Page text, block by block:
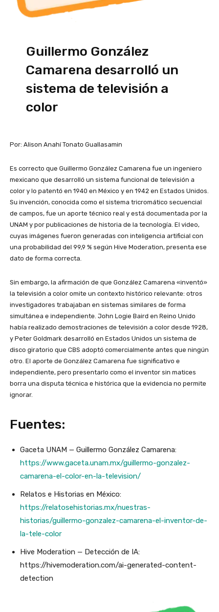
Guillermo González
Camarena desarrolló un
sistema de televisión a
color
Por: Alison Anahí Tonato Guallasamin
Es correcto que Guillermo González Camarena fue un ingeniero
mexicano que desarrolló un sistema funcional de televisión a
color y lo patentó en 1940 en México y en 1942 en Estados Unidos.
Su invención, conocida como el sistema tricromático secuencial
de campos, fue un aporte técnico real y está documentada por la
UNAM y por publicaciones de historia de la tecnología. El video,
cuyas imágenes fueron generadas con inteligencia artificial con
una probabilidad del 99,9 % según Hive Moderation, presenta ese
dato de forma correcta.
Sin embargo, la afirmación de que González Camarena «inventó»
la televisión a color omite un contexto histórico relevante: otros
investigadores trabajaban en sistemas similares de forma
simultánea e independiente. John Logie Baird en Reino Unido
había realizado demostraciones de televisión a color desde 1928,
y Peter Goldmark desarrolló en Estados Unidos un sistema de
disco giratorio que CBS adoptó comercialmente antes que ningún
otro. El aporte de González Camarena fue significativo e
independiente, pero presentarlo como el inventor sin matices
borra una disputa técnica e histórica que la evidencia no permite
ignorar.
Fuentes:
Gaceta UNAM — Guillermo González Camarena:
https://www.gaceta.unam.mx/guillermo-gonzalez-
camarena-el-color-en-la-television/
Relatos e Historias en México:
https://relatosehistorias.mx/nuestras-
historias/guillermo-gonzalez-camarena-el-inventor-de-
la-tele-color
Hive Moderation — Detección de IA:
https://hivemoderation.com/ai-generated-content-
detection